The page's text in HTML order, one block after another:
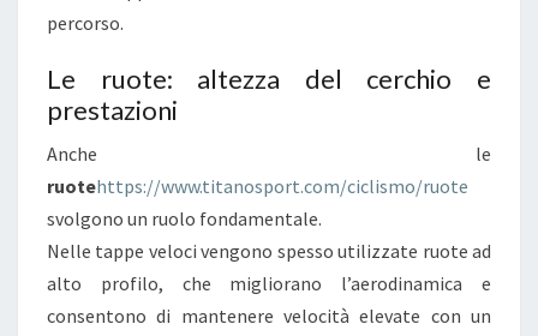
C
N
percorso.
Le ruote: altezza del cerchio e
prestazioni
Anche le
ruotehttps://www.titanosport.com/ciclismo/ruote
svolgono un ruolo fondamentale.
Nelle tappe veloci vengono spesso utilizzate ruote ad
alto profilo, che migliorano l’aerodinamica e
consentono di mantenere velocità elevate con un